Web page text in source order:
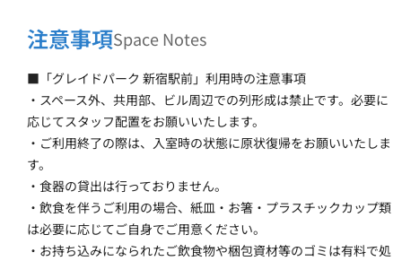
注意事項Space Notes
■「グレイドパーク 新宿駅前」利用時の注意事項
・スペース外、共用部、ビル周辺での列形成は禁止です。必要に
応じてスタッフ配置をお願いいたします。
・ご利用終了の際は、入室時の状態に原状復帰をお願いいたしま
す。
・食器の貸出は行っておりません。
・飲食を伴うご利用の場合、紙皿・お箸・プラスチックカップ類
は必要に応じてご自身でご用意ください。
・お持ち込みになられたご飲食物や梱包資材等のゴミは有料で処